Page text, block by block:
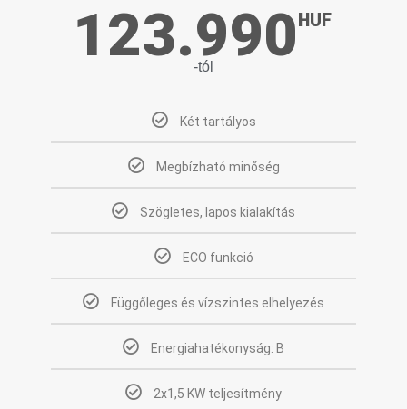
123.990 HUF
-tól
Két tartályos
Megbízható minőség
Szögletes, lapos kialakítás
ECO funkció
Függőleges és vízszintes elhelyezés
Energiahatékonyság: B
2x1,5 KW teljesítmény